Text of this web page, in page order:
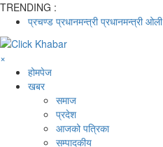
TRENDING :
प्रचण्ड प्रधानमन्त्री प्रधानमन्त्री ओली
×
होमपेज
खबर
समाज
प्रदेश
आजको पत्रिका
सम्पादकीय